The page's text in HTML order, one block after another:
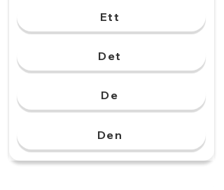
Ett
Det
De
Den